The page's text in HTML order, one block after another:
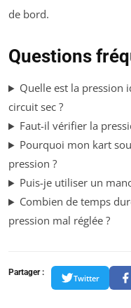
de bord.
Questions
Quelle est la pression
circuit sec ?
Faut-il vérifier la
Pourquoi mon kart
pression ?
Puis-je utiliser un
Combien de temps
pression mal réglée ?
Partager :
Twitter